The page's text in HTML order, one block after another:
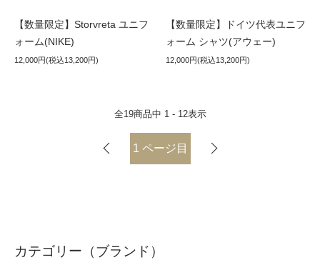
【数量限定】Storvreta ユニフ
ォーム(NIKE)
12,000円(税込13,200円)
【数量限定】ドイツ代表ユニフ
ォーム シャツ(アウェー)
12,000円(税込13,200円)
全19商品中 1 - 12表示
1 ページ目
カテゴリー（ブランド）